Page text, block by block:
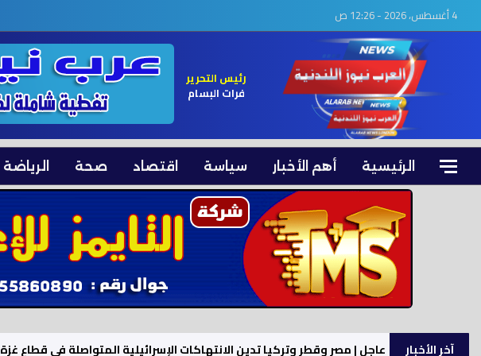
4 أغسطس، 2026 - 12:26 ص
رئيس التحرير
فرات البسام
الرئيسية أهم الأخبار سياسة اقتصاد صحة الرياضة
آخر الأخبار عاجل | مصر وقطر وتركيا تدين الانتهاكات الإسرائيلية المتواصلة في قطاع غزة